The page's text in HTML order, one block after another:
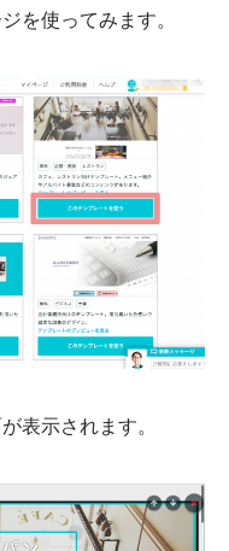
を使ってみます。
表示されます。